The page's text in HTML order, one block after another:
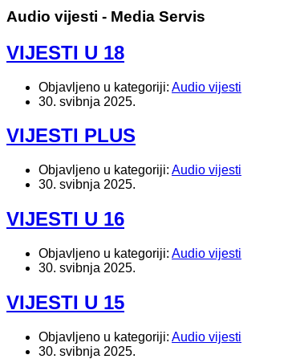
Audio vijesti - Media Servis
VIJESTI U 18
Objavljeno u kategoriji: Audio vijesti
30. svibnja 2025.
VIJESTI PLUS
Objavljeno u kategoriji: Audio vijesti
30. svibnja 2025.
VIJESTI U 16
Objavljeno u kategoriji: Audio vijesti
30. svibnja 2025.
VIJESTI U 15
Objavljeno u kategoriji: Audio vijesti
30. svibnja 2025.